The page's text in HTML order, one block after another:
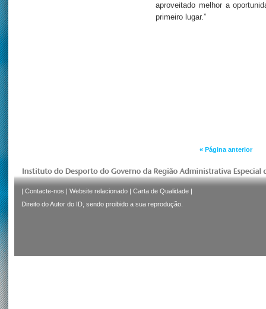
aproveitado melhor a
primeiro lugar.”
« Página anterior
| Contacte-nos | Website relacionado | Carta de Qualidade |
Direito do Autor do ID, sendo proibido a sua reprodução.